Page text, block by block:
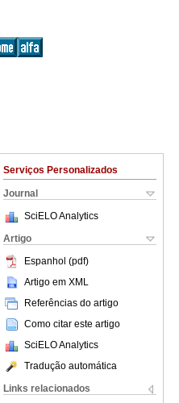
Serviços Personalizados
Journal
SciELO Analytics
Artigo
Espanhol (pdf)
Artigo em XML
Referências do artigo
Como citar este artigo
SciELO Analytics
Tradução automática
Links relacionados